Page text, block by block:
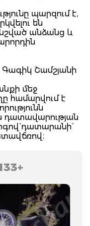
պարզում է,
են
նշված անձանց և
Գագիկ Շամշյանի
մեջ
համարվում է
դատավարության
դատարանի`